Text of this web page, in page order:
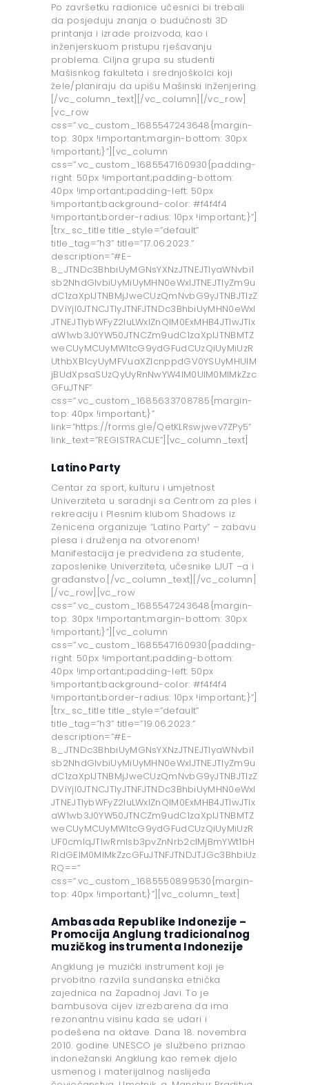
Po završetku radionice učesnici bi trebali
da posjeduju znanja o budućnosti 3D
printanja i izrade proizvoda, kao i
inženjerskuom pristupu rješavanju
problema. Ciljna grupa su studenti
Mašisnkog fakulteta i srednjoškolci koji
žele/planiraju da upišu Mašinski inženjering.
[/vc_column_text][/vc_column][/vc_row]
[vc_row
css=”.vc_custom_1685547243648{margin-
top: 30px !important;margin-bottom: 30px
!important;}”][vc_column
css=”.vc_custom_1685547160930{padding-
right: 50px !important;padding-bottom:
40px !important;padding-left: 50px
!important;background-color: #f4f4f4
!important;border-radius: 10px !important;}”]
[trx_sc_title title_style=”default”
title_tag=”h3” title=”17.06.2023.”
description=”#E-
8_JTNDc3BhbiUyMGNsYXNzJTNEJTIyaWNvbi1
sb2NhdGlvbiUyMiUyMHN0eWxlJTNEJTIyZm9u
dC1zaXplJTNBMjJweCUzQmNvbG9yJTNBJTIzZ
DViYjI0JTNCJTIyJTNFJTNDc3BhbiUyMHN0eWxl
JTNEJTIybWFyZ2luLWxlZnQlM0ExMHB4JTIwJTIx
aW1wb3J0YW50JTNCZm9udC1zaXplJTNBMTZ
weCUyMCUyMWltcG9ydGFudCUzQiUyMiUzR
UthbXB1cyUyMFVuaXZlcnppdGV0YSUyMHUlM
jBUdXpsaSUzQyUyRnNwYW4lM0UlM0MlMkZzc
GFuJTNF”
css=”.vc_custom_1685633708785{margin-
top: 40px !important;}”
link=”https://forms.gle/QetKLRswjwev7ZPy5”
link_text=”REGISTRACIJE”][vc_column_text]
Latino Party
Centar za sport, kulturu i umjetnost
Univerziteta u saradnji sa Centrom za ples i
rekreaciju i Plesnim klubom Shadows iz
Zenicena organizuje “Latino Party” – zabavu
plesa i druženja na otvorenom!
Manifestacija je predviđena za studente,
zaposlenike Univerziteta, učesnike LJUT –a i
građanstvo.[/vc_column_text][/vc_column]
[/vc_row][vc_row
css=”.vc_custom_1685547243648{margin-
top: 30px !important;margin-bottom: 30px
!important;}”][vc_column
css=”.vc_custom_1685547160930{padding-
right: 50px !important;padding-bottom:
40px !important;padding-left: 50px
!important;background-color: #f4f4f4
!important;border-radius: 10px !important;}”]
[trx_sc_title title_style=”default”
title_tag=”h3” title=”19.06.2023.”
description=”#E-
8_JTNDc3BhbiUyMGNsYXNzJTNEJTIyaWNvbi1
sb2NhdGlvbiUyMiUyMHN0eWxlJTNEJTIyZm9u
dC1zaXplJTNBMjJweCUzQmNvbG9yJTNBJTIzZ
DViYjI0JTNCJTIyJTNFJTNDc3BhbiUyMHN0eWxl
JTNEJTIybWFyZ2luLWxlZnQlM0ExMHB4JTIwJTIx
aW1wb3J0YW50JTNCZm9udC1zaXplJTNBMTZ
weCUyMCUyMWltcG9ydGFudCUzQiUyMiUzR
UF0cmlqJTIwRmlsb3pvZnNrb2clMjBmYWt1bH
RldGElM0MlMkZzcGFuJTNFJTNDJTJGc3BhbiUz
RQ==”
css=”.vc_custom_1685550899530{margin-
top: 40px !important;}”][vc_column_text]
Ambasada Republike Indonezije –
Promocija Anglung tradicionalnog
muzičkog instrumenta Indonezije
Angklung je muzički instrument koji je
prvobitno razvila sundanska etnička
zajednica na Zapadnoj Javi. To je
bambusova cijev izrezbarena da ima
rezonantnu visinu kada se udari i
podešena na oktave. Dana 18. novembra
2010. godine UNESCO je službeno priznao
indonežanski Angklung kao remek djelo
usmenog i materijalnog naslijeđa